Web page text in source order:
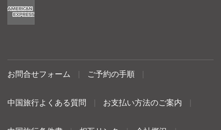
お問合せフォーム ご予約の手順
中国旅行よくある質問 お支払い方法のご案内